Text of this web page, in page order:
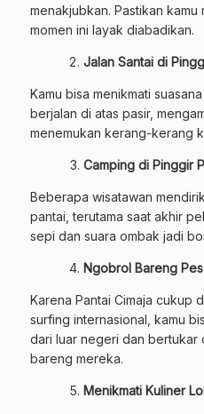
menakjubkan. Pastikan
momen ini layak diabadikan.
Jalan Santai di
Kamu bisa menikmati
berjalan di atas pasir,
menemukan kerang-kerang
Camping di Pinggir
Beberapa wisatawan
pantai, terutama saat akhir
sepi dan suara ombak jadi
Ngobrol Bareng
Karena Pantai Cimaja cukup
surfing internasional, kamu
dari luar negeri dan bertukar
bareng mereka.
Menikmati Kuliner